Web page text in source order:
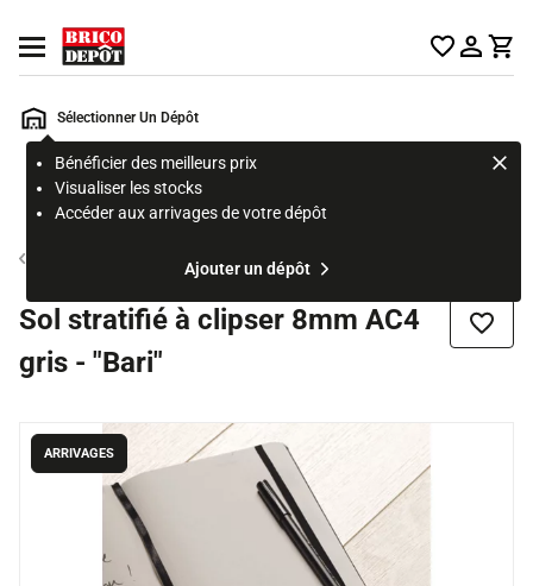
Ouvrir le menu
Sélectionner Un Dépôt
Bénéficier des meilleurs prix
Visualiser les stocks
Accéder aux arrivages de votre dépôt
Ajouter un dépôt
Rechercher
page
Ragréage et préparation du carrelage
Sol stratifié à clipser 8mm AC4
gris - "Bari"
ARRIVAGES